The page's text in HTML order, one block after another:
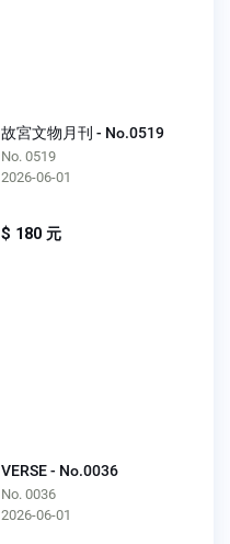
故宮文物月刊 - No.0519
No. 0519
2026-06-01
$ 180 元
VERSE - No.0036
No. 0036
2026-06-01